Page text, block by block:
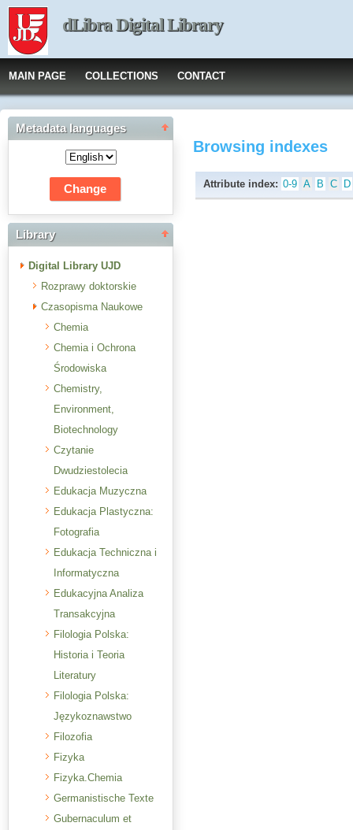
dLibra Digital Library
MAIN PAGE COLLECTIONS CONTACT
Metadata languages
Library
Digital Library UJD
Rozprawy doktorskie
Czasopisma Naukowe
Chemia
Chemia i Ochrona
Środowiska
Chemistry,
Environment,
Biotechnology
Czytanie
Dwudziestolecia
Edukacja Muzyczna
Edukacja Plastyczna:
Fotografia
Edukacja Techniczna i
Informatyczna
Edukacyjna Analiza
Transakcyjna
Filologia Polska:
Historia i Teoria
Literatury
Filologia Polska:
Językoznawstwo
Filozofia
Fizyka
Fizyka.Chemia
Germanistische Texte
Gubernaculum et
Browsing indexes
Attribute index: 0-9 A B C D